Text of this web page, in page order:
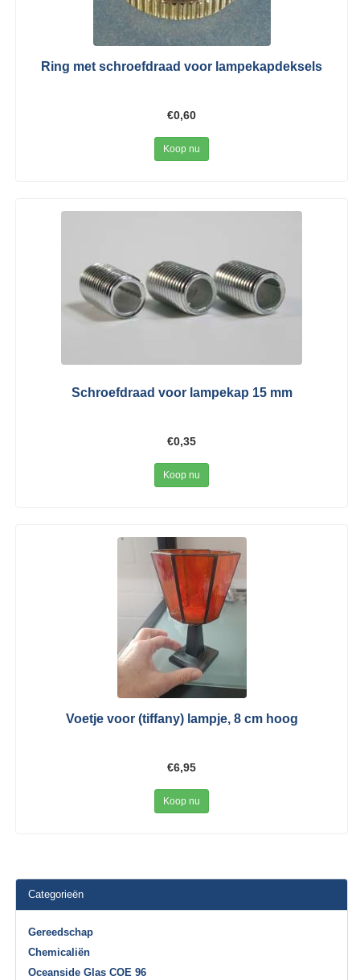
Ring met schroefdraad voor lampekapdeksels
€0,60
Koop nu
Schroefdraad voor lampekap 15 mm
€0,35
Koop nu
Voetje voor (tiffany) lampje, 8 cm hoog
€6,95
Koop nu
Categorieën
Gereedschap
Chemicaliën
Oceanside Glas COE 96